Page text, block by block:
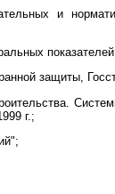
и
защиты,
г.;